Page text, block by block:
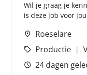
Wil je graag je
is deze job voor
Roeselare
Productie
24 dagen